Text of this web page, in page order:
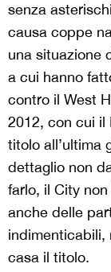
senza
causa coppe
una situazione
a cui hanno
contro il West
2012, con cui
titolo all’ultima
dettaglio non
farlo, il City
anche delle
indimenticabili,
casa il titolo.